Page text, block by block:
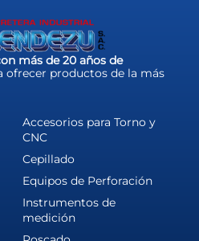
más de 20 años de
ofrecer productos de la más
Accesorios para Torno y
CNC
Cepillado
Equipos de Perforación
Instrumentos de
medición